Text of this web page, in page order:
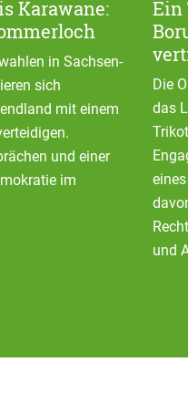
Karawane:
in Sachsen-
sich
mit einem
und einer
im
Ein
Die
das
und